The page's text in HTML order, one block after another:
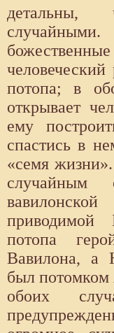
человеческий
потопа; в
открывает
ему
спастись в
«семя
случайным
приводимой
потопа
Вавилона, а
был потомком
обоих